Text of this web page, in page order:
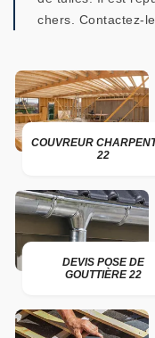
chers. Contactez-
COUVREUR
22
DEVIS POSE DE
GOUTTIÈRE 22